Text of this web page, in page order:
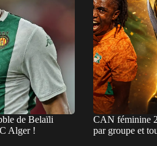
de Belaïli
Alger !
CAN féminine
par groupe et